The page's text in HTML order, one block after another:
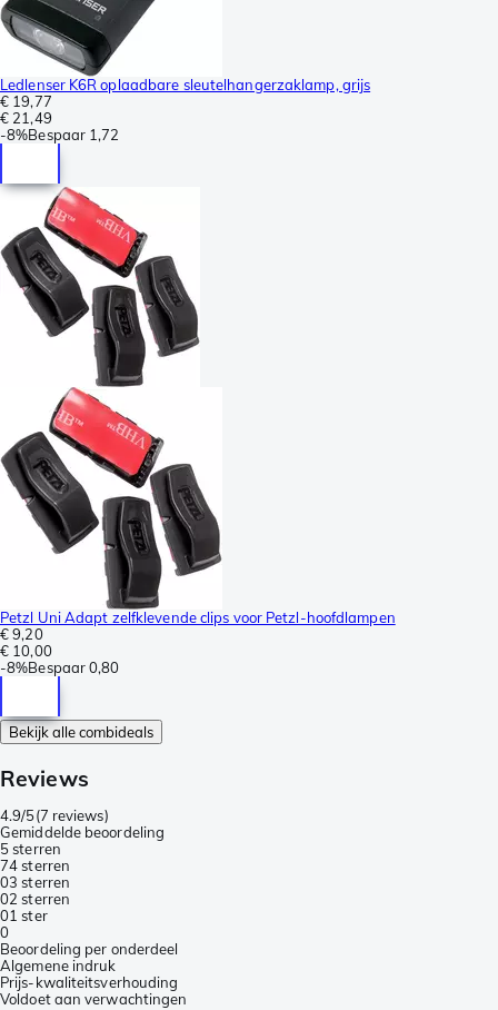
Ledlenser K6R oplaadbare sleutelhangerzaklamp, grijs
€ 19,77
€ 21,49
-8%Bespaar 1,72
Petzl Uni Adapt zelfklevende clips voor Petzl-hoofdlampen
€ 9,20
€ 10,00
-8%Bespaar0,80
Bekijk alle combideals
Reviews
4.9/5(7 reviews)
Gemiddelde beoordeling
5 sterren
74 sterren
03 sterren
02 sterren
01 ster
0
Beoordeling per onderdeel
Algemene indruk
Prijs-kwaliteitsverhouding
Voldoet aan verwachtingen